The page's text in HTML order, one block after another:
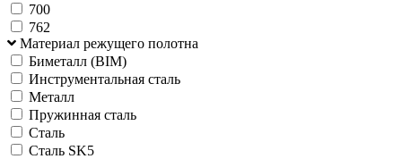
700
762
Материал режущего полотна
Биметалл (BIM)
Инструментальная сталь
Металл
Пружинная сталь
Сталь
Сталь SK5